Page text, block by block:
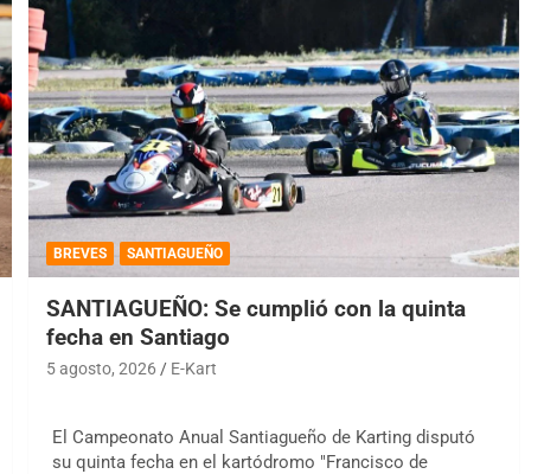
BREVES SANTIAGUEÑO
SANTIAGUEÑO: Se cumplió con la quinta
fecha en Santiago
5 agosto, 2026 E-Kart
El Campeonato Anual Santiagueño de Karting disputó
su quinta fecha en el kartódromo "Francisco de